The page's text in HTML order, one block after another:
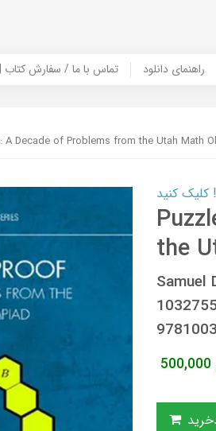
Contact Us / Order Book | تماس با ما / سفارش کتاب راهنمای دانلود
A Decade of Problems from the Utah Math
the
Samuel
500,000